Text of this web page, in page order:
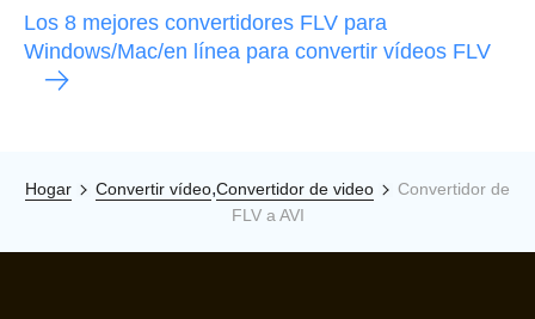
Los 8 mejores convertidores FLV para
Windows/Mac/en línea para convertir vídeos FLV
Hogar Convertir vídeo,Convertidor de video
Convertidor de
FLV a AVI